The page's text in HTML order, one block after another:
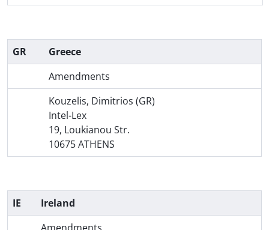
GR
Greece
Amendments
Kouzelis, Dimitrios (GR)
Intel-Lex
19, Loukianou Str.
10675 ATHENS
IE
Ireland